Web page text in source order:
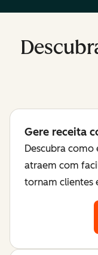
Gere receita
Descubra como
atraem com
tornam clientes